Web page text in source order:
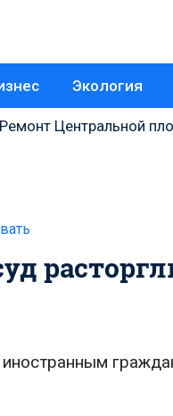
Экология
Ремонт Центральной